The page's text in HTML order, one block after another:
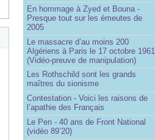
En hommage à Zyed et Bouna -
Presque tout sur les émeutes de
2005
Le massacre d’au moins 200
Algériens à Paris le 17 octobre 1961
(Vidéo-preuve de manipulation)
Les Rothschild sont les grands
maîtres du sionisme
Contestation - Voici les raisons de
l’apathie des Français
Le Pen - 40 ans de Front National
(vidéo 89’20)